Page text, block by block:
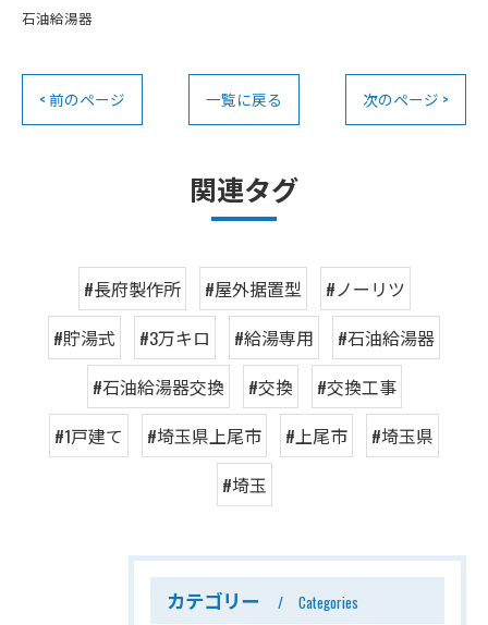
石油給湯器
< 前のページ 一覧に戻る 次のページ >
関連タグ
#長府製作所 #屋外据置型
#ノーリツ
#貯湯式
#3万キロ #給湯専用
#石油給湯器
#石油給湯器交換
#交換
#交換工事
#1戸建て
#埼玉県上尾市 #上尾市
#埼玉県
#埼玉
カテゴリー Categories